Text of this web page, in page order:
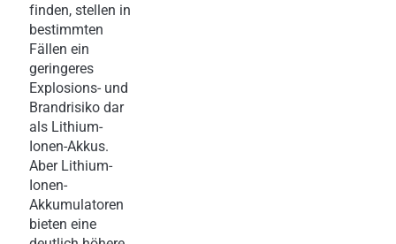
finden, stellen in
bestimmten
Fällen ein
geringeres
Explosions- und
Brandrisiko dar
als Lithium-
Ionen-Akkus.
Aber Lithium-
Ionen-
Akkumulatoren
bieten eine